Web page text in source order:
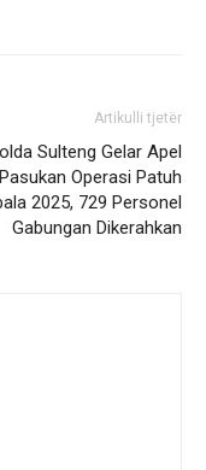
Artikulli tjetër
Sulteng Gelar Apel
Pasukan Operasi Patuh
2025, 729 Personel
Gabungan Dikerahkan